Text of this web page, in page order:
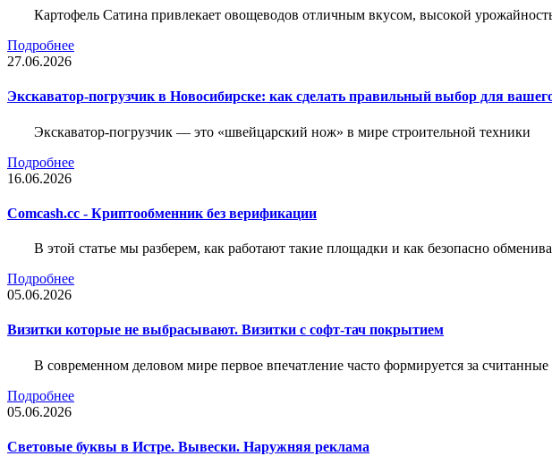
Картофель Сатина привлекает овощеводов отличным вкусом, высокой
Подробнее
27.06.2026
Экскаватор-погрузчик в Новосибирске: как сделать правильный выбор для
Экскаватор-погрузчик — это «швейцарский нож» в мире строительной техники
Подробнее
16.06.2026
Comcash.cc - Криптообменник без верификации
В этой статье мы разберем, как работают такие площадки и как безопасно
Подробнее
05.06.2026
Визитки которые не выбрасывают. Визитки с софт-тач покрытием
В современном деловом мире первое впечатление часто формируется за
Подробнее
05.06.2026
Световые буквы в Истре. Вывески. Наружняя реклама